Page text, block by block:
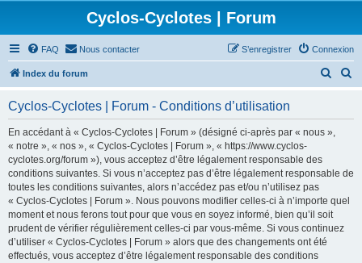
Cyclos-Cyclotes | Forum
FAQ Nous contacter Connexion
S’enregistrer
Index du forum
r
h
e
Cyclos-Cyclotes | Forum - Conditions d’utilisation
En accédant à « Cyclos-Cyclotes | Forum » (désigné ci-après par « nous »,
« notre », « nos », « Cyclos-Cyclotes | Forum », « https://www.cyclos-
cyclotes.org/forum »), vous acceptez d’être légalement responsable des
conditions suivantes. Si vous n’acceptez pas d’être légalement responsable de
toutes les conditions suivantes, alors n’accédez pas et/ou n’utilisez pas
« Cyclos-Cyclotes | Forum ». Nous pouvons modifier celles-ci à n’importe quel
moment et nous ferons tout pour que vous en soyez informé, bien qu’il soit
prudent de vérifier régulièrement celles-ci par vous-même. Si vous continuez
d’utiliser « Cyclos-Cyclotes | Forum » alors que des changements ont été
effectués, vous acceptez d’être légalement responsable des conditions